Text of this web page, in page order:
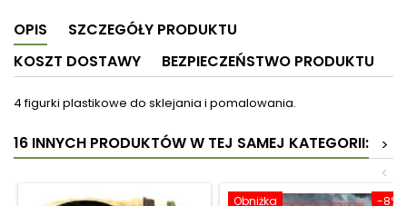
OPIS
SZCZEGÓŁY PRODUKTU
KOSZT DOSTAWY
BEZPIECZEŃSTWO PRODUKTU
4 figurki plastikowe do sklejania i pomalowania.
16 INNYCH PRODUKTÓW W TEJ SAMEJ KATEGORII:
>
<
-8%
Obniżka